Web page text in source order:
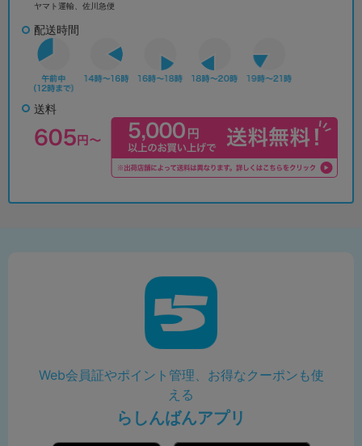
ヤマト運輸、佐川急便
配送時間
送料
Web会員証やポイント管理、お得なクーポンも使
える
らしんばんアプリ